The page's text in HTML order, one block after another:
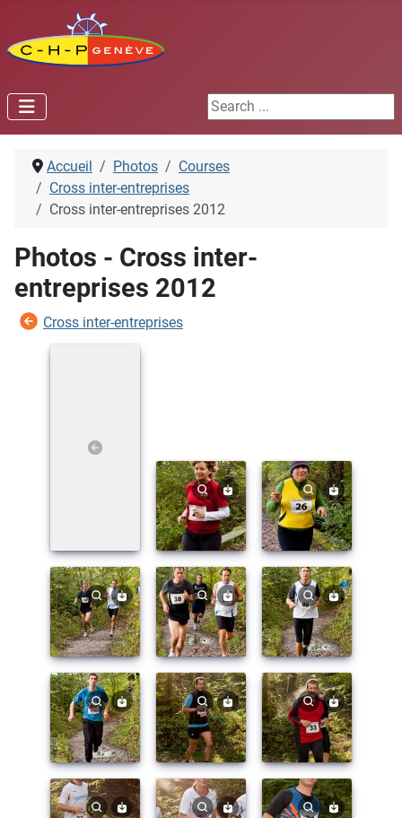
Search ...
Accueil Photos
Courses
Cross inter-entreprises
Cross inter-entreprises 2012
Photos - Cross inter-
entreprises 2012
Cross inter-entreprises